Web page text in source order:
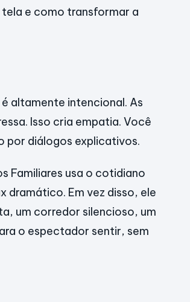
e como transformar a
altamente intencional. As
Isso cria empatia. Você
por diálogos explicativos.
Familiares usa o cotidiano
dramático. Em vez disso, ele
um corredor silencioso, um
o espectador sentir, sem